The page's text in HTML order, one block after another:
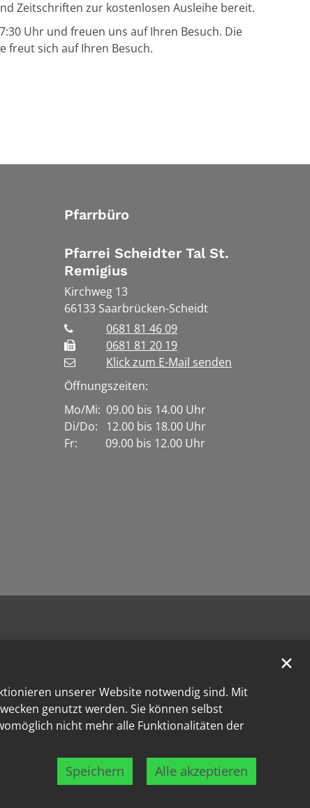
unserer Website notwendig sind. Mit
genutzt werden. Sie können selbst
nicht mehr alle Funktionalitäten der
Speichern Alle akzeptieren
✕
Zeitschriften zur kostenlosen Ausleihe bereit.
Uhr und freuen uns auf Ihren Besuch. Die
freut sich auf Ihren Besuch.
Pfarrbüro
Pfarrei Scheidter Tal St.
Remigius
Kirchweg 13
66133 Saarbrücken-Scheidt
0681 81 46 09
0681 81 20 19
Klick zum E-Mail senden
Öffnungszeiten:
Mo/Mi: 09.00 bis 14.00 Uhr
Di/Do: 12.00 bis 18.00 Uhr
Fr: 09.00 bis 12.00 Uhr